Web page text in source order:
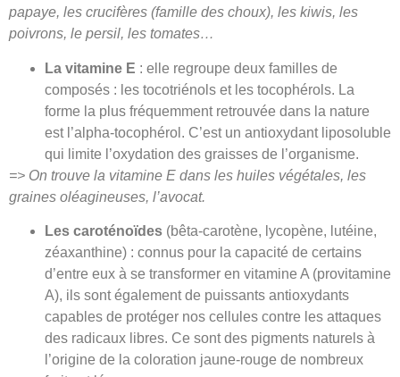
papaye, les crucifères (famille des choux), les kiwis, les
poivrons, le persil, les tomates…
La vitamine E : elle regroupe deux familles de
composés : les tocotriénols et les tocophérols. La
forme la plus fréquemment retrouvée dans la nature
est l’alpha-tocophérol. C’est un antioxydant liposoluble
qui limite l’oxydation des graisses de l’organisme.
=> On trouve la vitamine E dans les huiles végétales, les
graines oléagineuses, l’avocat.
Les caroténoïdes (bêta-carotène, lycopène, lutéine,
zéaxanthine) : connus pour la capacité de certains
d’entre eux à se transformer en vitamine A (provitamine
A), ils sont également de puissants antioxydants
capables de protéger nos cellules contre les attaques
des radicaux libres. Ce sont des pigments naturels à
l’origine de la coloration jaune-rouge de nombreux